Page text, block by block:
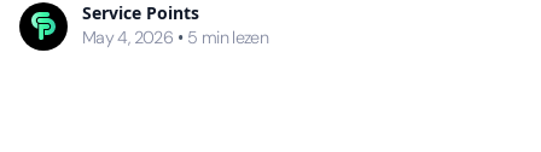
Service Points
May 4, 2026 • 5 min lezen